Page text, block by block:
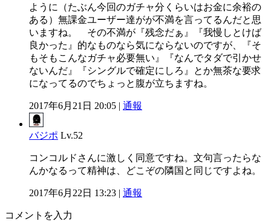
ように（たぶん今回のガチャ分くらいはお金に余裕の
ある）無課金ユーザー達がが不満を言ってるんだと思
いますね。 その不満が『残念だぁ』『我慢しとけば
良かった』的なものなら気にならないのですが、『そ
もそもこんなガチャ必要無い』『なんでタダで引かせ
ないんだ』『シングルで確定にしろ』とか無茶な要求
になってるのでちょっと腹が立ちますね。
2017年6月21日 20:05 | 通報
バジポ Lv.52
コンコルドさんに激しく同意ですね。文句言ったらな
んかなるって精神は、どこぞの隣国と同じですよね。
2017年6月22日 13:23 | 通報
コメントを入力